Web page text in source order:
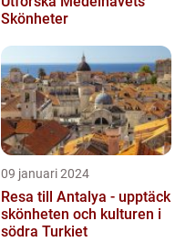
Skönheter
09 januari 2024
Resa till Antalya - upptäck
skönheten och kulturen i
södra Turkiet